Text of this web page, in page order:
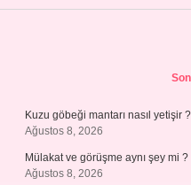
Kuzu göbeği mantarı nasıl yetişir ?
Ağustos 8, 2026
Mülakat ve görüşme aynı şey mi ?
Ağustos 8, 2026